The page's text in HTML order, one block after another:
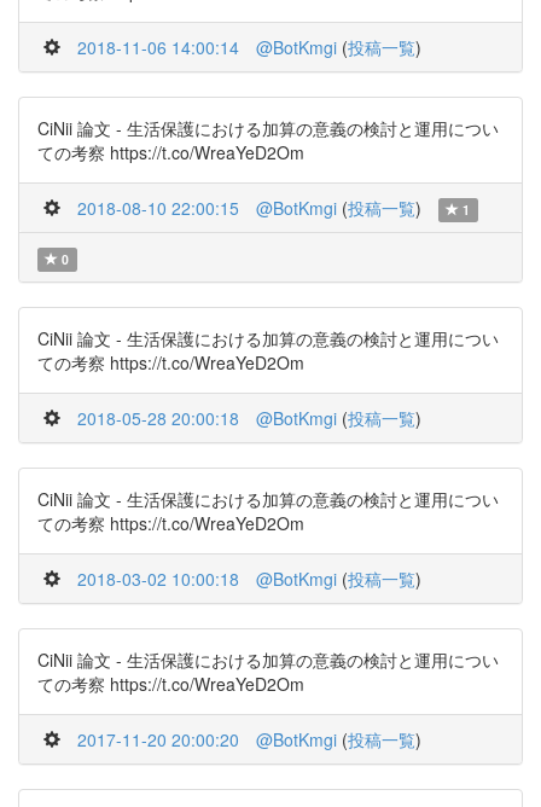
2018-11-06 14:00:14 @BotKmgi (投稿一覧)
CiNii 論文 - 生活保護における加算の意義の検討と運用につい
ての考察 https://t.co/WreaYeD2Om
2018-08-10 22:00:15 @BotKmgi (投稿一覧) 1
0
CiNii 論文 - 生活保護における加算の意義の検討と運用につい
ての考察 https://t.co/WreaYeD2Om
2018-05-28 20:00:18 @BotKmgi (投稿一覧)
CiNii 論文 - 生活保護における加算の意義の検討と運用につい
ての考察 https://t.co/WreaYeD2Om
2018-03-02 10:00:18 @BotKmgi (投稿一覧)
CiNii 論文 - 生活保護における加算の意義の検討と運用につい
ての考察 https://t.co/WreaYeD2Om
2017-11-20 20:00:20 @BotKmgi (投稿一覧)